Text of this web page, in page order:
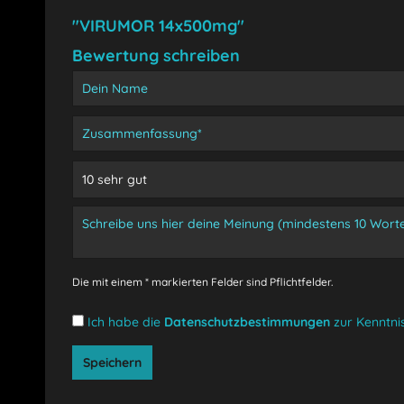
"VIRUMOR 14x500mg"
Bewertung schreiben
Die mit einem * markierten Felder sind Pflichtfelder.
Ich habe die Datenschutzbestimmungen zur
Speichern